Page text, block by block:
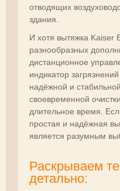
отводящих
здания.
И хотя вытяжка Kaiser
разнообразных
дистанционное
индикатор
надёжной и
своевременной
длительное время.
простая и надёжная
является разумным
Раскрываем
детально: